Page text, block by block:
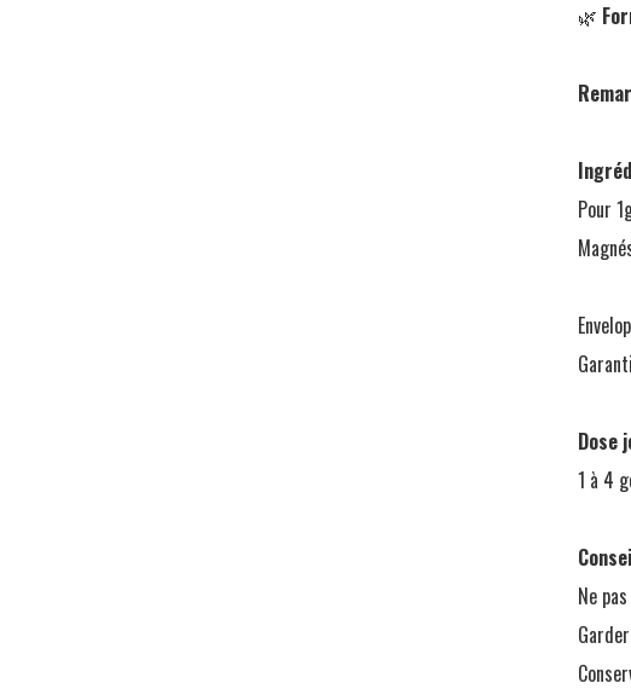
🌿
Pour
Dose
1 à 4
Ne